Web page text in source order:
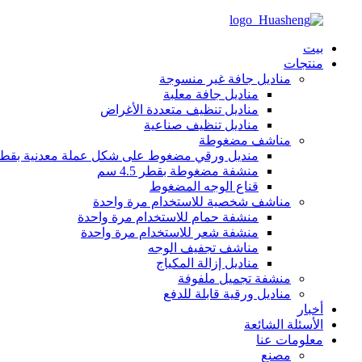
بيت
منتجات
مناديل جافة غير منسوجة
مناديل جافة معلبة
مناديل تنظيف متعددة الأغراض
مناديل تنظيف صناعية
مناشف مضغوطة
منديل ورقي مضغوط على شكل عملة معدنية بقطر 2
منشفة مضغوطة بقطر 4.5 سم
قناع الوجه المضغوط
مناشف شخصية للاستخدام مرة واحدة
منشفة حمام للاستخدام مرة واحدة
منشفة شعر للاستخدام مرة واحدة
مناشف تجفيف الوجه
مناديل إزالة المكياج
منشفة تجميل ملفوفة
مناديل ورقية قابلة للدفع
أخبار
الأسئلة الشائعة
معلومات عنا
مصنع